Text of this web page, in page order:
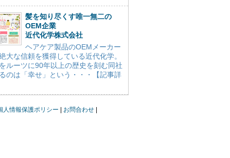
髪を知り尽くす唯一無二の
OEM企業
近代化学株式会社
ヘアケア製品のOEMメーカー
大な信頼を獲得している近代化学。
ルーツに90年以上の歴史を刻む同社
のは「幸せ」という・・・【記事詳
人情報保護ポリシー
お問合わせ